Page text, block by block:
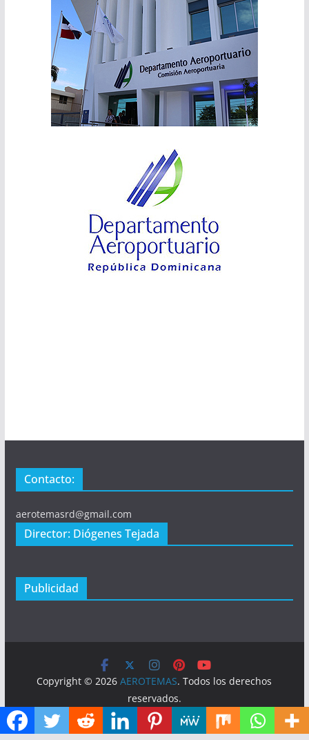
Contacto:
aerotemasrd@gmail.com
Director: Diógenes Tejada
Publicidad
Copyright © 2026AEROTEMAS. Todos los derechos
reservados.
Tema:ColorMag por ThemeGrill. Funciona con WordPress.